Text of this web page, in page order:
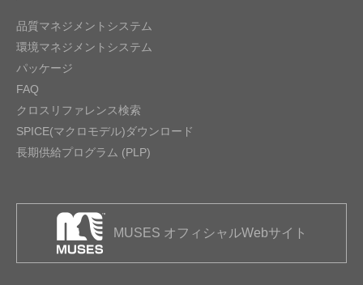
品質マネジメントシステム
環境マネジメントシステム
パッケージ
FAQ
クロスリファレンス検索
SPICE(マクロモデル)ダウンロード
長期供給プログラム (PLP)
MUSES オフィシャルWebサイト